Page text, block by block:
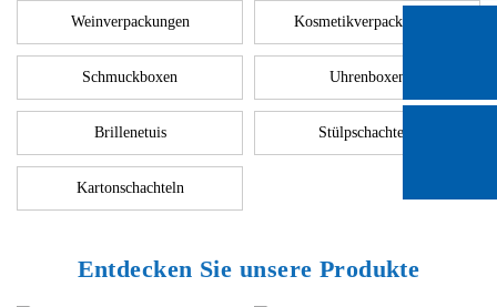
Weinverpackungen Kosmetikverpackungen
Schmuckboxen Uhrenboxen
Brillenetuis Stülpschachteln
Kartonschachteln
Entdecken Sie unsere Produkte